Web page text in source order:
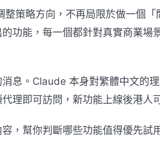
策略方向，不再局限於做一個「
功能，每一個都針對真實商業場
息。Claude 本身對繁體中文的
理即可訪問，新功能上線後港人
，幫你判斷哪些功能值得優先試